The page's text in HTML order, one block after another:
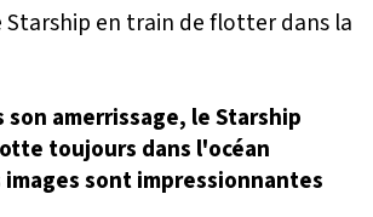
son amerrissage, le Starship
toujours dans l'océan
sont impressionnantes